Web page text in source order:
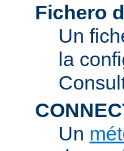
Fichero
Un
la
Un